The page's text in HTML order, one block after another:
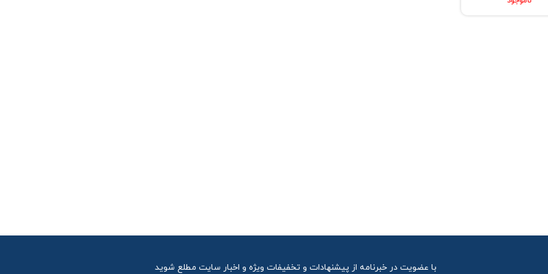
با عضویت در خبرنامه از پیشنهادات و تخفیفات ویژه و اخبار سایت مطلع شوید